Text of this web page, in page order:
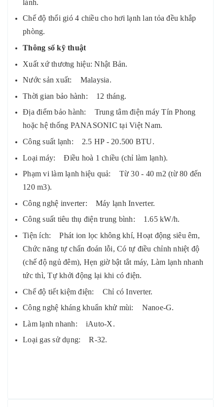
lành.
Chế độ thổi gió 4 chiều cho hơi lạnh lan tỏa đều khắp
phòng.
Thông số kỹ thuật
Xuất xứ thương hiệu: Nhật Bản.
Nước sản xuất: Malaysia.
Thời gian bảo hành: 12 tháng.
Địa điểm bảo hành: Trung tâm điện máy Tín Phong
hoặc hệ thống PANASONIC tại Việt Nam.
Công suất lạnh: 2.5 HP - 20.500 BTU.
Loại máy: Điều hoà 1 chiều (chỉ làm lạnh).
Phạm vi làm lạnh hiệu quả: Từ 30 - 40 m2 (từ 80 đến
120 m3).
Công nghệ inverter: Máy lạnh Inverter.
Công suất tiêu thụ điện trung bình: 1.65 kW/h.
Tiện ích: Phát ion lọc không khí, Hoạt động siêu êm,
Chức năng tự chẩn đoán lỗi, Có tự điều chỉnh nhiệt độ
(chế độ ngủ đêm), Hẹn giờ bật tắt máy, Làm lạnh nhanh
tức thì, Tự khởi động lại khi có điện.
Chế độ tiết kiệm điện: Chỉ có Inverter.
Công nghệ kháng khuẩn khử mùi: Nanoe-G.
Làm lạnh nhanh: iAuto-X.
Loại gas sử dụng: R-32.